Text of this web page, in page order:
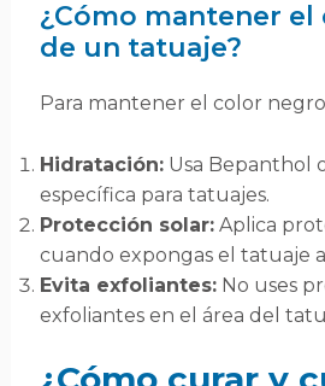
¿Cómo mantener
de un tatuaje?
Para mantener el color
Hidratación:Usa Bepanthol
específica para tatuajes.
Protección solar:Aplica
cuando expongas el tatuaje
Evita exfoliantes:No uses
exfoliantes en el área del